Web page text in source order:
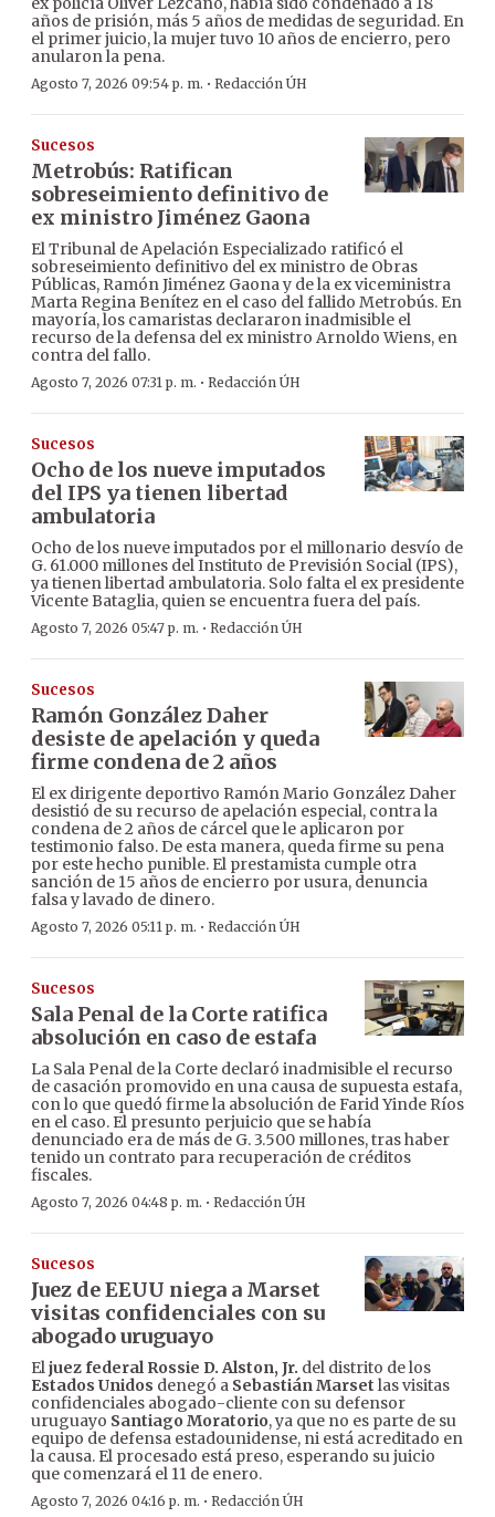
años de prisión, más 5 años de medidas de seguridad. En
el primer juicio, la mujer tuvo 10 años de encierro, pero
anularon la pena.
Agosto 7, 2026 09:54 p. m. · Redacción ÚH
Sucesos
Metrobús: Ratifican
sobreseimiento definitivo de
ex ministro Jiménez Gaona
El Tribunal de Apelación Especializado ratificó el
sobreseimiento definitivo del ex ministro de Obras
Públicas, Ramón Jiménez Gaona y de la ex viceministra
Marta Regina Benítez en el caso del fallido Metrobús. En
mayoría, los camaristas declararon inadmisible el
recurso de la defensa del ex ministro Arnoldo Wiens, en
contra del fallo.
Agosto 7, 2026 07:31 p. m. · Redacción ÚH
Sucesos
Ocho de los nueve imputados
del IPS ya tienen libertad
ambulatoria
Ocho de los nueve imputados por el millonario desvío de
G. 61.000 millones del Instituto de Previsión Social (IPS),
ya tienen libertad ambulatoria. Solo falta el ex presidente
Vicente Bataglia, quien se encuentra fuera del país.
Agosto 7, 2026 05:47 p. m. · Redacción ÚH
Sucesos
Ramón González Daher
desiste de apelación y queda
firme condena de 2 años
El ex dirigente deportivo Ramón Mario González Daher
desistió de su recurso de apelación especial, contra la
condena de 2 años de cárcel que le aplicaron por
testimonio falso. De esta manera, queda firme su pena
por este hecho punible. El prestamista cumple otra
sanción de 15 años de encierro por usura, denuncia
falsa y lavado de dinero.
Agosto 7, 2026 05:11 p. m. · Redacción ÚH
Sucesos
Sala Penal de la Corte ratifica
absolución en caso de estafa
La Sala Penal de la Corte declaró inadmisible el recurso
de casación promovido en una causa de supuesta estafa,
con lo que quedó firme la absolución de Farid Yinde Ríos
en el caso. El presunto perjuicio que se había
denunciado era de más de G. 3.500 millones, tras haber
tenido un contrato para recuperación de créditos
fiscales.
Agosto 7, 2026 04:48 p. m. · Redacción ÚH
Sucesos
Juez de EEUU niega a Marset
visitas confidenciales con su
abogado uruguayo
Eljuez federal Rossie D. Alston, Jr. del distrito de los
Estados Unidos denegó a Sebastián Marset las visitas
confidenciales abogado-cliente con su defensor
uruguayo Santiago Moratorio, ya que no es parte de su
equipo de defensa estadounidense, ni está acreditado en
la causa. El procesado está preso, esperando su juicio
que comenzará el 11 de enero.
Agosto 7, 2026 04:16 p. m. · Redacción ÚH